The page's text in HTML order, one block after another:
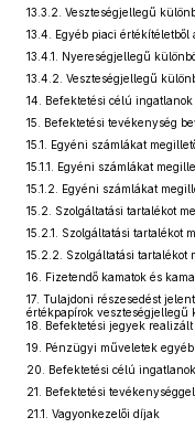
13.3.2. Veszteségjellegű
13.4. Egyéb piaci értékítéletből
13.4.1. Nyereségjellegű
13.4.2. Veszteségjellegű
14. Befektetési célú
15. Befektetési tevékenység
15.1. Egyéni számlákat
15.1.1. Egyéni számlákat
15.1.2. Egyéni számlákat
15.2. Szolgáltatási tartalékot
15.2.1. Szolgáltatási tartalékot
15.2.2. Szolgáltatási tartalékot
16. Fizetendő kamatok és
17. Tulajdoni részesedést
értékpapírok veszteségjellegű
18. Befektetési jegyek realizált
19. Pénzügyi műveletek
20. Befektetési célú
21. Befektetési
21.1. Vagyonkezelői díjak